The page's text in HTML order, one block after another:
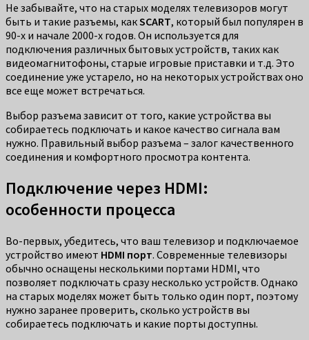
Не забывайте, что на старых моделях телевизоров могут
быть и такие разъемы, какSCART, который был популярен в
90-х и начале 2000-х годов. Он используется для
подключения различных бытовых устройств, таких как
видеомагнитофоны, старые игровые приставки и т.д. Это
соединение уже устарело, но на некоторых устройствах оно
все еще может встречаться.
Выбор разъема зависит от того, какие устройства вы
собираетесь подключать и какое качество сигнала вам
нужно. Правильный выбор разъема – залог качественного
соединения и комфортного просмотра контента.
Подключение через HDMI:
особенности процесса
Во-первых, убедитесь, что ваш телевизор и подключаемое
устройство имеют HDMI порт. Современные телевизоры
обычно оснащены несколькими портами HDMI, что
позволяет подключать сразу несколько устройств. Однако
на старых моделях может быть только один порт, поэтому
нужно заранее проверить, сколько устройств вы
собираетесь подключать и какие порты доступны.